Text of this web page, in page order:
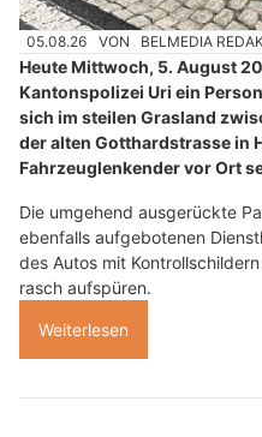
05.08.26 VON BELMEDIA
Heute Mittwoch, 5. August
Kantonspolizei Uri ein
sich im steilen Grasland
der alten Gotthardstrasse in
Fahrzeuglenkender vor Ort
Die umgehend ausgerückte
ebenfalls aufgebotenen
des Autos mit
rasch aufspüren.
Weiterlesen